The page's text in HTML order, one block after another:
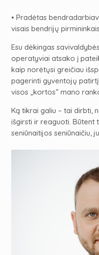
• Pradėtas
visais bendrijų
Esu dėkingas
operatyviai atsako į
kaip norėtųsi greičiau
pagerinti gyventojų
visos „kortos” mano
Ką tikrai galiu – tai dirbti,
išgirsti ir reaguoti. Būtent
seniūnaitijos seniūnaičiu,